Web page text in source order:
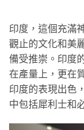
印度，這個充滿
觀止的文化和美
備受推崇。印度
在產量上，更在
印度的表現出色
中包括犀利士和